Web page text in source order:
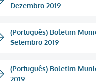
Dezembro 2019
(Português) Boletim
Setembro 2019
(Português) Boletim
2019